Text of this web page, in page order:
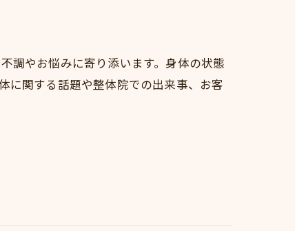
調やお悩みに寄り添います。身体の状態
に関する話題や整体院での出来事、お客